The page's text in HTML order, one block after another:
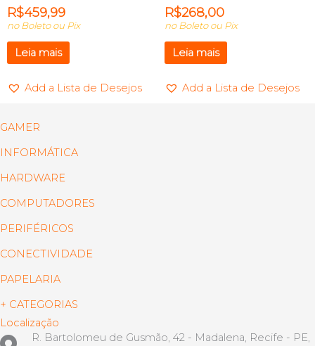
R$459,99
no Boleto ou Pix
Leia mais
Add a Lista de Desejos
R$268,00
no Boleto ou Pix
Leia mais
Add a Lista de Desejos
GAMER
INFORMÁTICA
HARDWARE
COMPUTADORES
PERIFÉRICOS
CONECTIVIDADE
PAPELARIA
+ CATEGORIAS
Localização
R. Bartolomeu de Gusmão, 42 - Madalena, Recife - PE,